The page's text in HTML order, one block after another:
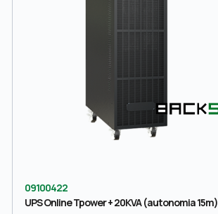
09100422
UPS Online Tpower + 20KVA (autonomia 15m)